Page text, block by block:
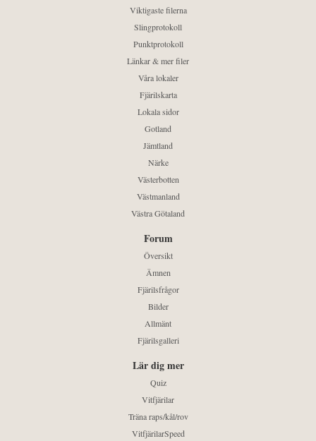
Viktigaste filerna
Slingprotokoll
Punktprotokoll
Länkar & mer filer
Våra lokaler
Fjärilskarta
Lokala sidor
Gotland
Jämtland
Närke
Västerbotten
Västmanland
Västra Götaland
Forum
Översikt
Ämnen
Fjärilsfrågor
Bilder
Allmänt
Fjärilsgalleri
Lär dig mer
Quiz
Vitfjärilar
Träna raps/kål/rov
VitfjärilarSpeed